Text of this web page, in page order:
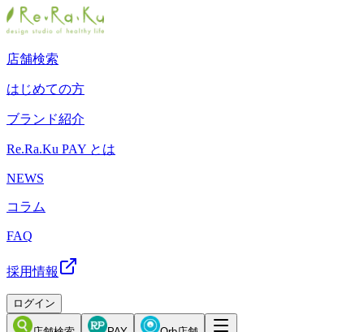
店舗検索
はじめての方
ブランド紹介
Re.Ra.Ku PAY とは
NEWS
コラム
FAQ
採用情報
ログイン